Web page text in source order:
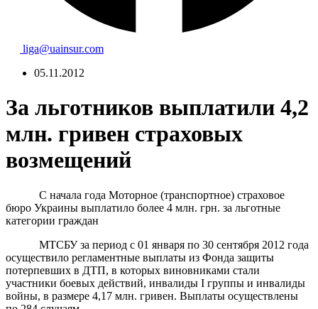
liga@uainsur.com
05.11.2012
За льготников выплатили 4,2
млн. гривен страховых
возмещений
С начала года Моторное (транспортное) страховое
бюро Украины выплатило более 4 млн. грн. за льготные
категории граждан
МТСБУ за период с 01 января по 30 сентября 2012 года
осуществило регламентные выплаты из Фонда защиты
потерпевших в ДТП, в которых виновниками стали
участники боевых действий, инвалиды I группы и инвалиды
войны, в размере 4,17 млн. гривен. Выплаты осуществлены